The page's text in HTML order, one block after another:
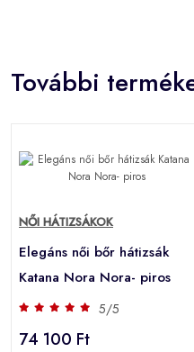
További
NŐI HÁTIZSÁKOK
Elegáns női bőr hátizsák
Katana Nora Nora- piros
5/5
74 100 Ft